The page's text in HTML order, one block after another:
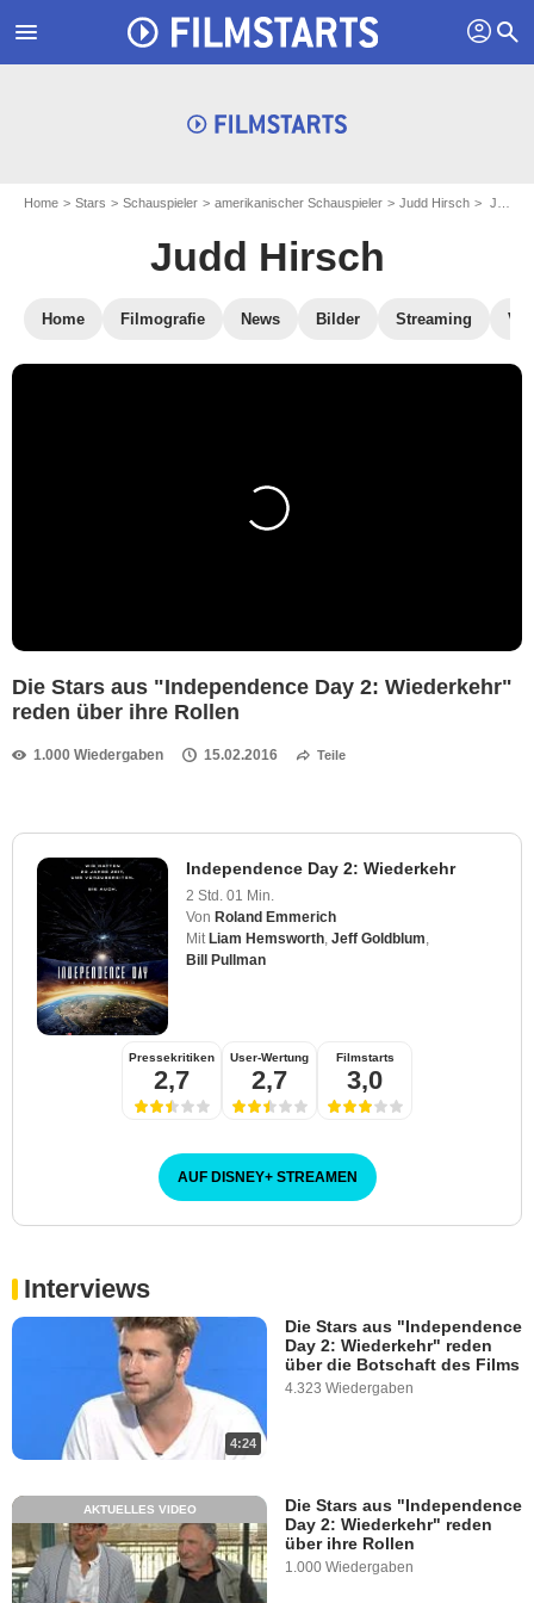
menu profil search
Home Stars Schauspieler amerikanischer Schauspieler Judd Hirsch Judd Hirsch
Judd Hirsch
Home Filmografie News Bilder Streaming
Die Stars aus "Independence Day 2: Wiederkehr"
reden über ihre Rollen
1.000 Wiedergaben 15.02.2016 Teile
Independence Day 2: Wiederkehr
2 Std. 01 Min.
Von Roland Emmerich
Mit Liam Hemsworth Jeff Goldblum
Bill Pullman
Pressekritiken
2,7
User-Wertung
2,7
Filmstarts
3,0
AUF DISNEY+STREAMEN
Interviews
4:24
Die Stars aus "Independence
Day 2: Wiederkehr" reden
über die Botschaft des Films
4.323 Wiedergaben
AKTUELLES VIDEO
Die Stars aus "Independence
Day 2: Wiederkehr" reden
über ihre Rollen
1.000 Wiedergaben